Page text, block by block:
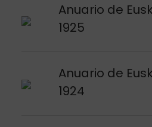
Anuario de
1925
Argitalpena ikusi
Anuario de
1924
Argitalpena ikusi